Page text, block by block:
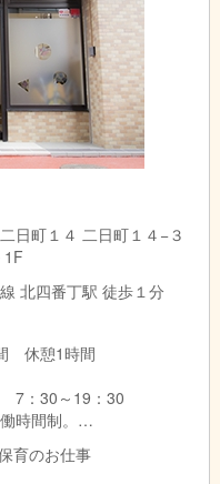
日町１４ 二日町１４−３
1F
北四番丁駅 徒歩１分
休憩1時間
：30～19：30
時間制。
育のお仕事